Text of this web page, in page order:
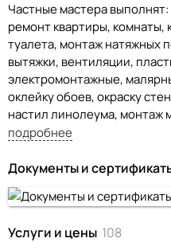
Частные мастера
ремонт квартиры, комнаты,
туалета, монтаж натяжных
вытяжки, вентиляции,
электромонтажные,
оклейку обоев, окраску
настил линолеума, монтаж
с гипсокартоном,
Помощь при закупке и
грузоперевозки.
вычитается из стоимости
подробнее
Документы и
Услуги и цены 108